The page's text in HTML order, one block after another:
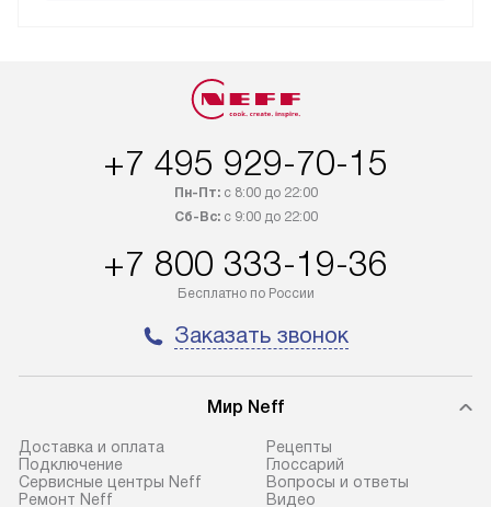
+7 495 929-70-15
Пн-Пт:с 8:00 до 22:00
Сб-Вс:с 9:00 до 22:00
+7 800 333-19-36
Бесплатно по России
Заказать звонок
Мир Neff
Доставка и оплата
Подключение
Сервисные центры Neff
Ремонт Neff
Рецепты
Глоссарий
Вопросы и ответы
Видео